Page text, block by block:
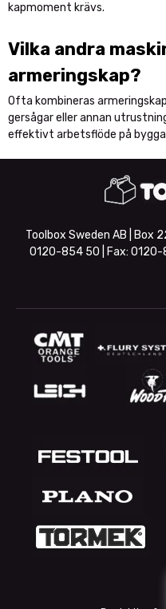
kapmoment krävs.
Vilka andra
armeringskap?
Ofta kombineras
gersågar eller annan
effektivt arbetsflöde på
Toolbox Sweden AB | Box
0120-854 50 | Fax: 0120-